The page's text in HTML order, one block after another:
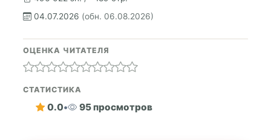
04.07.2026 (обн. 06.08.2026)
ОЦЕНКА ЧИТАТЕЛЯ
СТАТИСТИКА
0.0• 95 просмотров